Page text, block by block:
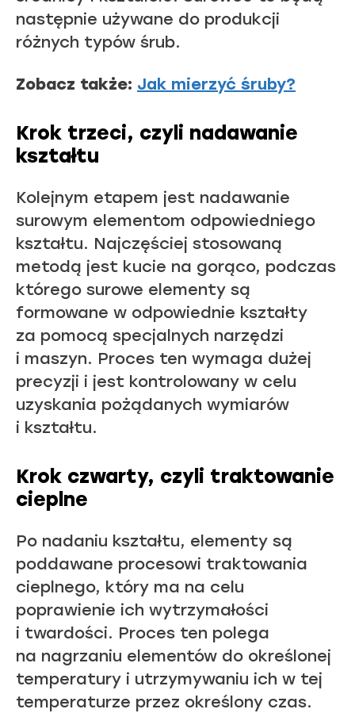
następnie używane do produkcji
różnych typów śrub.
Zobacz także: Jak mierzyć śruby?
Krok trzeci, czyli nadawanie
kształtu
Kolejnym etapem jest nadawanie
surowym elementom odpowiedniego
kształtu. Najczęściej stosowaną
metodą jest kucie na gorąco, podczas
którego surowe elementy są
formowane w odpowiednie kształty
za pomocą specjalnych narzędzi
i maszyn. Proces ten wymaga dużej
precyzji i jest kontrolowany w celu
uzyskania pożądanych wymiarów
i kształtu.
Krok czwarty, czyli traktowanie
cieplne
Po nadaniu kształtu, elementy są
poddawane procesowi traktowania
cieplnego, który ma na celu
poprawienie ich wytrzymałości
i twardości. Proces ten polega
na nagrzaniu elementów do określonej
temperatury i utrzymywaniu ich w tej
temperaturze przez określony czas.